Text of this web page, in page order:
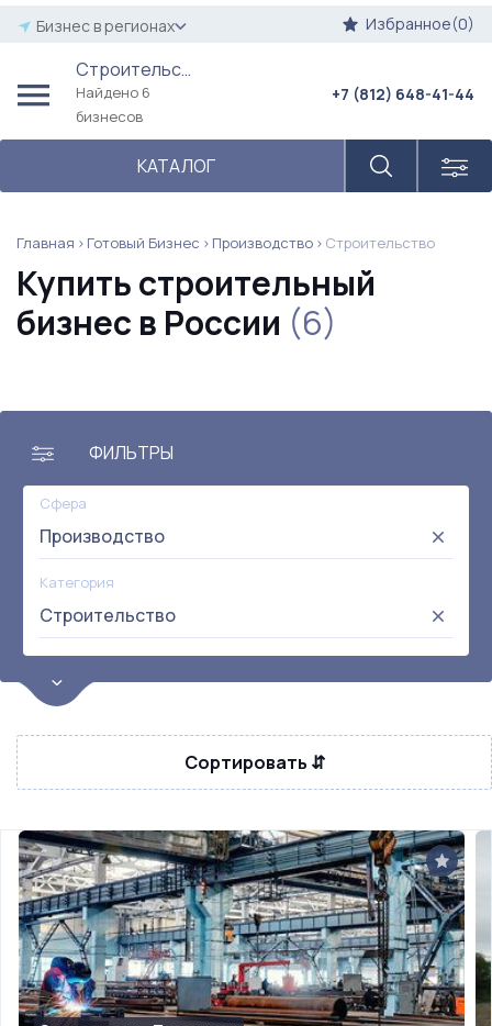
Бизнес в регионах Избранное(0)
Строительство
Найдено 6
бизнесов
КАТАЛОГ
+7 (812) 648-41-44
Главная Готовый Бизнес Производство Строительство
Купить строительный
бизнес в России (6)
ФИЛЬТРЫ
Сфера
Производство
Категория
Строительство
Цена
от:
до:
Прибыль
Сортировать ⇵